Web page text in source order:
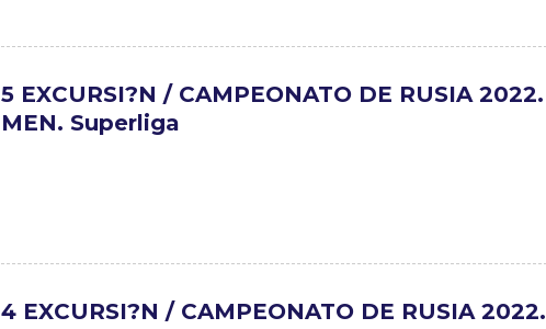
5 EXCURSI?N / CAMPEONATO DE RUSIA 2022.
MEN. Superliga
4 EXCURSI?N / CAMPEONATO DE RUSIA 2022.